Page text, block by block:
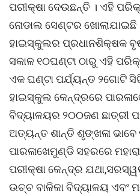
ପରୀକ୍ଷା ଦେଉଛନ୍ତି । ଏହି
ନୋଡାଲ ସେଣ୍ଟର ଖୋଲାଯାଇଛି
ହାଇସ୍କୁଲର ପ୍ରଧାନଶିକ୍ଷକ
ସକାଳ ୧୦ଘଣ୍ଟା ଠାରୁ ଏହି
ଏକ ଘଣ୍ଟା ପର୍ଯ୍ୟନ୍ତ ୨ଗୋଟି
ହାଇସ୍କୁଲ କେନ୍ଦ୍ରରେ
ବିଦ୍ୟାଳୟର ୨୦୦ଜଣ ଛାତ୍ରୀ
ଅତ୍ୟନ୍ତ ଶାନ୍ତି ଶୃଙ୍ଖଳା
ପାରଳାଖେମୁଣ୍ଡି ସହରରେ
ପରୀକ୍ଷା କେନ୍ଦ୍ର
ଉଚ୍ଚ ବାଳିକା ବିଦ୍ୟାଳୟ ଏବଂ